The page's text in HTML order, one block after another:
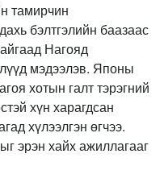
тамирчин
бэлтгэлийн баазаас
Нагояд
мэдээлэв. Японы
хотын галт тэрэгний
хүн харагдсан
хүлээлгэн өгчээ.
эрэн хайх ажиллагааг